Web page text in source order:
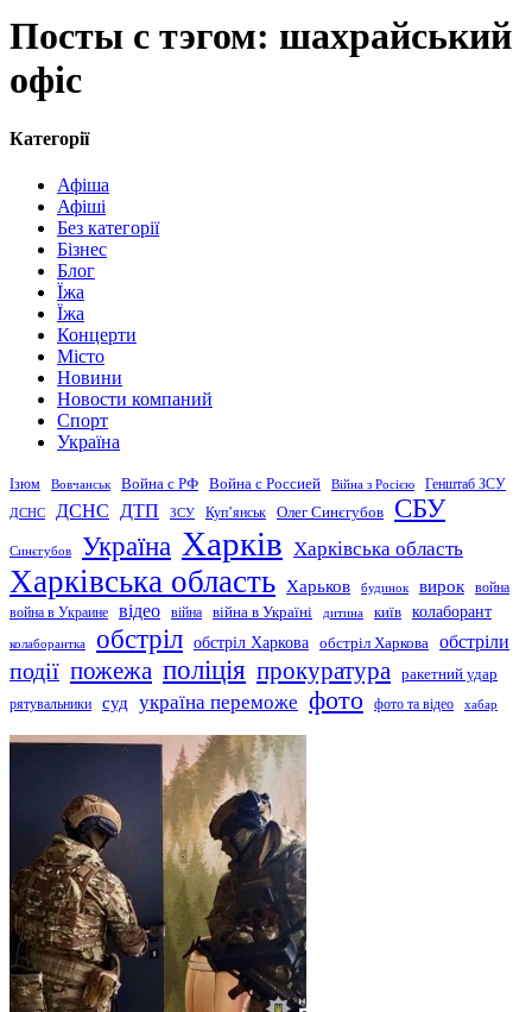
Посты с тэгом: шахрайський
офіс
Категорії
Афіша
Афіші
Без категорії
Бізнес
Блог
Їжа
Їжа
Концерти
Місто
Новини
Новости компаний
Спорт
Україна
Ізюм Вовчанськ Война с РФ Война с Россией Війна з Росією Генштаб ЗСУ
ДСНС ДСНС ДТП ЗСУ Купʼянськ Олег Синєгубов СБУ
Синєгубов Україна Харків Харківська область
Харківська область Харьков будинок вирок война
война в Украине відео війна війна в Україні дитина київ колаборант
колаборантка обстріл обстріл Харкова обстріл Харкова обстріли
події пожежа поліція прокуратура
ракетний удар
рятувальники
суд україна переможе фото фото та відео хабар